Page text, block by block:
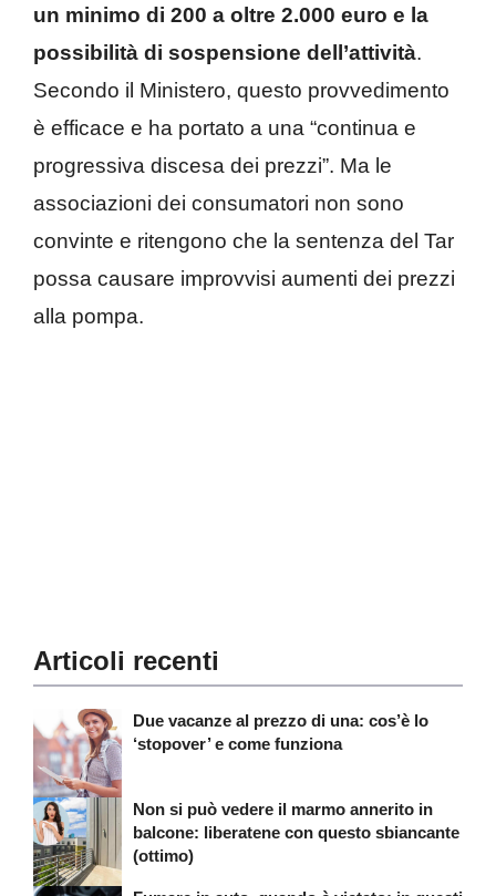
un minimo di 200 a oltre 2.000 euro e la
possibilità di sospensione dell’attività.
Secondo il Ministero, questo provvedimento
è efficace e ha portato a una “continua e
progressiva discesa dei prezzi”. Ma le
associazioni dei consumatori non sono
convinte e ritengono che la sentenza del Tar
possa causare improvvisi aumenti dei prezzi
alla pompa.
Articoli recenti
Due vacanze al prezzo di una: cos’è lo
‘stopover’ e come funziona
Non si può vedere il marmo annerito in
balcone: liberatene con questo sbiancante
(ottimo)